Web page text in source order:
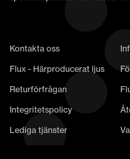
Kontakta oss
Flux - Härproducerat ljus
Returförfrågan
Integritetspolicy
Lediga tjänster